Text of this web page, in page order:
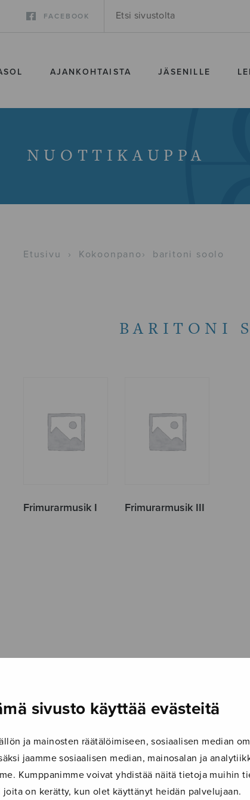
sivusto käyttää evästeitä
ja mainosten räätälöimiseen, sosiaalisen median
jaamme sosiaalisen median, mainosalan ja
Kumppanimme voivat yhdistää näitä tietoja muihin
joita on kerätty, kun olet käyttänyt heidän palvelujaan.
FACEBOOK
AJANKOHTAISTA JÄSENILLE
NUOTTIKAUPPA
Etusivu › Kokoonpano › baritoni soolo
BARITONI
Frimurarmusik I Frimurarmusik III